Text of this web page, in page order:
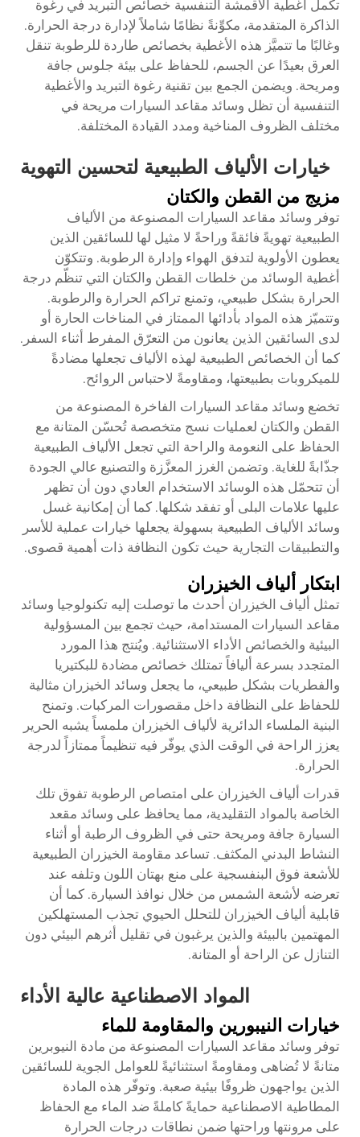
تكمل أغطية الأقمشة التنفسية خصائص التبريد في رغوة
الذاكرة المتقدمة، مكوِّنةً نظامًا شاملاً لإدارة درجة الحرارة.
وغالبًا ما تتميَّز هذه الأغطية بخصائص طاردة للرطوبة تنقل
العرق بعيدًا عن الجسم، للحفاظ على بيئة جلوس جافة
ومريحة. ويضمن الجمع بين تقنية رغوة التبريد والأغطية
التنفسية أن تظل وسائد مقاعد السيارات مريحة في
مختلف الظروف المناخية ومدد القيادة المختلفة.
خيارات الألياف الطبيعية لتحسين التهوية
مزيج من القطن والكتان
توفر وسائد مقاعد السيارات المصنوعة من الألياف
الطبيعية تهويةً فائقةً وراحةً لا مثيل لها للسائقين الذين
يعطون الأولوية لتدفق الهواء وإدارة الرطوبة. وتتكوّن
أغطية الوسائد من خلطات القطن والكتان التي تنظّم درجة
الحرارة بشكل طبيعي، وتمنع تراكم الحرارة والرطوبة.
وتتميّز هذه المواد بأدائها الممتاز في المناخات الحارة أو
لدى السائقين الذين يعانون من التعرّق المفرط أثناء السفر.
كما أن الخصائص الطبيعية لهذه الألياف تجعلها مضادةً
للميكروبات بطبيعتها، ومقاومةً لاحتباس الروائح.
تخضع وسائد مقاعد السيارات الفاخرة المصنوعة من
القطن والكتان لعمليات نسج متخصصة تُحسّن المتانة مع
الحفاظ على النعومة والراحة التي تجعل الألياف الطبيعية
جذّابةً للغاية. وتضمن الغرز المعزَّزة والتصنيع عالي الجودة
أن تتحمّل هذه الوسائد الاستخدام العادي دون أن تظهر
عليها علامات البلى أو تفقد شكلها. كما أن إمكانية غسل
وسائد الألياف الطبيعية بسهولة يجعلها خيارات عملية للأسر
والتطبيقات التجارية حيث تكون النظافة ذات أهمية قصوى.
ابتكار ألياف الخيزران
تمثل ألياف الخيزران أحدث ما توصلت إليه تكنولوجيا وسائد
مقاعد السيارات المستدامة، حيث تجمع بين المسؤولية
البيئية والخصائص الأداء الاستثنائية. ويُنتج هذا المورد
المتجدد بسرعة أليافاً تمتلك خصائص مضادة للبكتيريا
والفطريات بشكل طبيعي، ما يجعل وسائد الخيزران مثالية
للحفاظ على النظافة داخل مقصورات المركبات. وتمنح
البنية الملساء الدائرية لألياف الخيزران ملمساً يشبه الحرير
يعزز الراحة في الوقت الذي يوفّر فيه تنظيماً ممتازاً لدرجة
الحرارة.
قدرات ألياف الخيزران على امتصاص الرطوبة تفوق تلك
الخاصة بالمواد التقليدية، مما يحافظ على وسائد مقعد
السيارة جافة ومريحة حتى في الظروف الرطبة أو أثناء
النشاط البدني المكثف. تساعد مقاومة الخيزران الطبيعية
للأشعة فوق البنفسجية على منع بهتان اللون وتلفه عند
تعرضه لأشعة الشمس من خلال نوافذ السيارة. كما أن
قابلية ألياف الخيزران للتحلل الحيوي تجذب المستهلكين
المهتمين بالبيئة والذين يرغبون في تقليل أثرهم البيئي دون
التنازل عن الراحة أو المتانة.
المواد الاصطناعية عالية الأداء
خيارات النيبورين والمقاومة للماء
توفر وسائد مقاعد السيارات المصنوعة من مادة النيوبرين
متانةً لا تُضاهى ومقاومةً استثنائيةً للعوامل الجوية للسائقين
الذين يواجهون ظروفًا بيئية صعبة. وتوفّر هذه المادة
المطاطية الاصطناعية حمايةً كاملةً ضد الماء مع الحفاظ
على مرونتها وراحتها ضمن نطاقات درجات الحرارة